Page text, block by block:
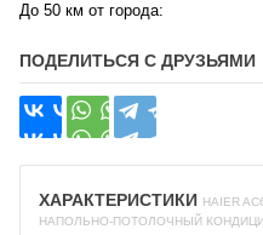
До 50 км от города:
ПОДЕЛИТЬСЯ С ДРУЗЬЯМИ
ХАРАКТЕРИСТИКИ HAIER
НАПОЛЬНО-ПОТОЛОЧНЫЙ